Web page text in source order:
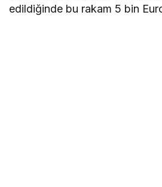
edildiğinde bu rakam 5 bin